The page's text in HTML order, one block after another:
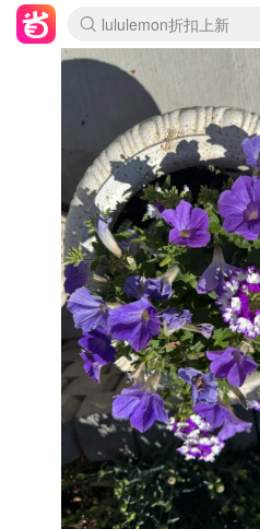
lululemon折扣上新
Sasa美妆护肤3.5折
SSENSE年中2.5折
FreshBeauty好价汇总
Cettire降价+叠9折
WWS Coles超市实拍
viagogo二手票捡漏
Myer超级周末
The Outnet奢牌1折起
David Jones 3折起
Flannels大牌1折
Perfumes Club护肤1折
AMIRO面罩$251
Amazon折扣汇总
eToro入金$200送$50
Amazon数码好物
ICONIC本周7.5折
ThedoubleF高奢地板价
Moose Knuckles 6折
丝芙兰5折起
EUFY摄像头$98
Selenichast首饰2折
Trip机票酒店促销
YSL送5件彩妆礼
Amazon家居好物
Amazon美妆护肤
雅漾大喷$8
过敏原检测盒$33
伊索独家赠50ml沐浴露
科颜氏高保湿面霜$29
SEALIFE海洋馆门票6折
丝塔芙大白罐$16
订阅Newsletter送香薰
Cult Beauty 6.8折
Harrods圣诞日历$525
LN-CC奢牌私促3折
d'Alba空姐喷雾$16
EVE LOM套装£56
Bernardelli独家4折
Adore Beauty 6折起
CT圣诞日历
Mytheresa奢品2.7折
Luxury Escapes 9折
Currentbody美容仪$881
MOON Garden Live
Roborock扫地机$649
Tingo Life水杯$24
Valentino官网5折
CR洗护套装$23
修丽可4件套$159
Myer彩妆2件7折
GANNI官网4.5折
Stylevana韩妆4折
Tessabit高奢8.5折
OGX洗发水$11
Amazon阿德莱德次日达
卡诗8.5折+赠礼
Philips Hue灯具8折